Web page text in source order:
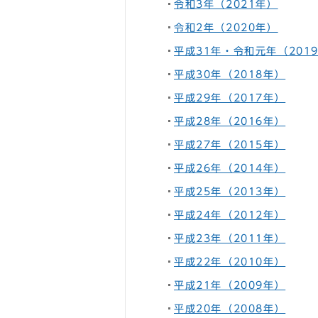
令和3年（2021年）
令和2年（2020年）
平成31年・令和元年（
平成30年（2018年）
平成29年（2017年）
平成28年（2016年）
平成27年（2015年）
平成26年（2014年）
平成25年（2013年）
平成24年（2012年）
平成23年（2011年）
平成22年（2010年）
平成21年（2009年）
平成20年（2008年）